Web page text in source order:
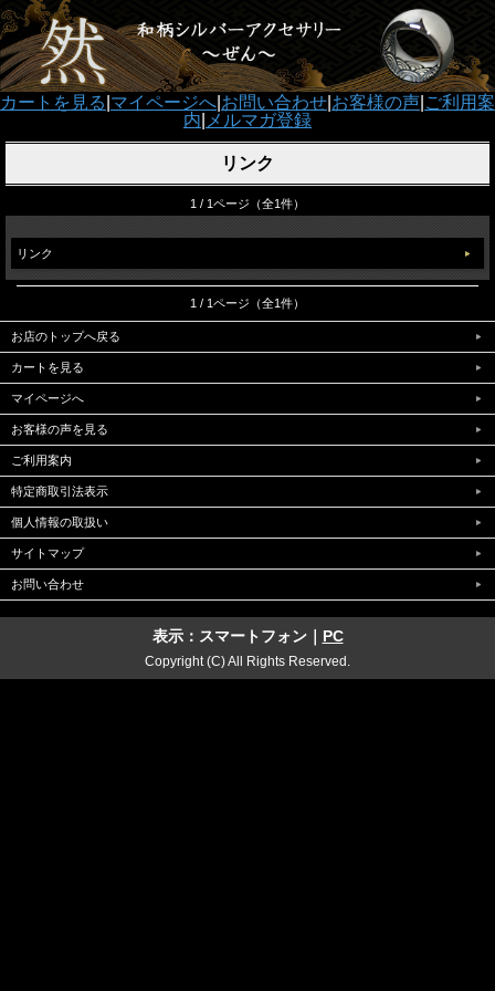
カートを見る マイページへ お問い合わせ お客様の声 ご利用案
内 メルマガ登録
リンク
1 / 1ページ（全1件）
リンク
1 / 1ページ（全1件）
お店のトップへ戻る
カートを見る
マイページへ
お客様の声を見る
ご利用案内
特定商取引法表示
個人情報の取扱い
サイトマップ
お問い合わせ
表示：スマートフォン｜ PC
Copyright (C) All Rights Reserved.